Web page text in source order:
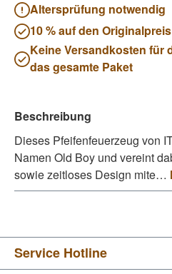
Altersprüfung notwendig
10 % auf den Originalpreis
Keine Versandkosten für
das gesamte Paket
Beschreibung
Dieses Pfeifenfeuerzeug von
Namen Old Boy und vereint
sowie zeitloses Design mite…
Service Hotline